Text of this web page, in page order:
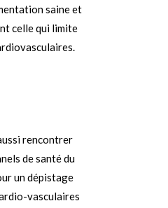
saine et
celle qui limite
rencontrer
de santé du
un dépistage
vasculaires